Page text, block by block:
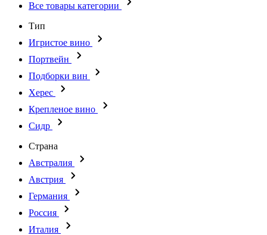
Все товары категории
Тип
Игристое вино
Портвейн
Подборки вин
Херес
Крепленое вино
Сидр
Страна
Австралия
Австрия
Германия
Россия
Италия